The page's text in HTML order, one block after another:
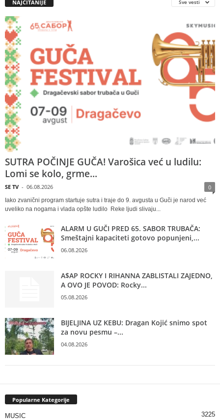
NAJČITANIJE Sve vesti
SUTRA POČINJE GUČA! Varošica već u ludilu:
Lomi se kolo, grme...
SE TV - 06.08.2026 0
Iako zvanični program startuje sutra i traje do 9. avgusta u Guči je narod već
uveliko na nogama i vlada opšte ludilo Reke ljudi slivaju...
ALARM U GUČI PRED 65. SABOR TRUBAČA:
Smeštajni kapaciteti gotovo popunjeni,...
06.08.2026
A$AP ROCKY I RIHANNA ZABLISTALI ZAJEDNO,
A OVO JE POVOD: Rocky...
05.08.2026
BIJELJINA UZ KEBU: Dragan Kojić snimo spot
za novu pesmu –...
04.08.2026
Popularne Kategorije
MUSIC 3225